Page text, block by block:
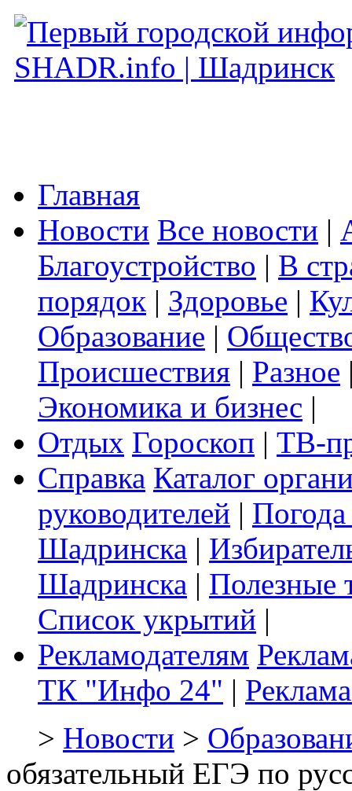
Главная
Новости Все новости |
Благоустройство | В
порядок | Здоровье |
Образование |
Происшествия | Разное
Экономика и бизнес |
Отдых Гороскоп | ТВ-
Справка Каталог
руководителей |
Шадринска |
Шадринска | Полезные
Список укрытий |
Рекламодателям
ТК "Инфо 24" |
> Новости >
обязательный ЕГЭ по